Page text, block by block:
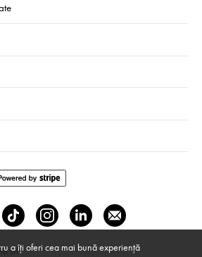
srl
a îți oferi cea mai bună experiență